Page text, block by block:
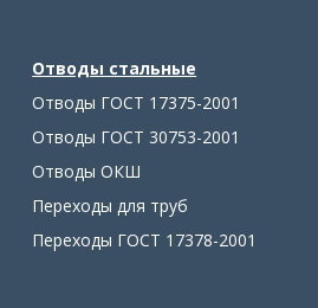
Отводы стальные
Отводы ГОСТ 17375-2001
Отводы ГОСТ 30753-2001
Отводы ОКШ
Переходы для труб
Переходы ГОСТ 17378-2001